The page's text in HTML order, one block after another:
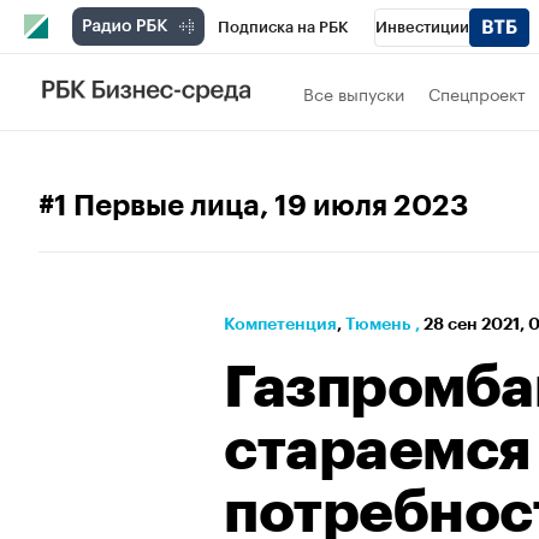
Подписка на РБК Инвестиции
РБК Вино Все выпуски Спецпроект
#1 Первые лица, 19 июля 2023
Компетенция⁠, Тюмень , 28 сен 2021,
стараемся